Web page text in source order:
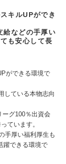
キルUPができ
給などの手厚い
も安心して長
ができる環境で
している本物志向
グ100％出資会
ています。
手厚い福利厚生も
躍できる環境で